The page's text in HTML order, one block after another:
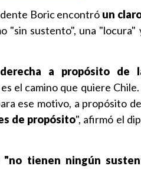
Boric encontró un
"sin sustento", una "locura"
a propósito de
es el camino que quiere Chile.
ese motivo, a propósito
de propósito", afirmó el
"no tienen ningún